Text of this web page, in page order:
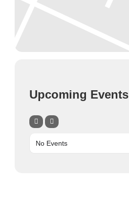
Upcoming Events
No Events